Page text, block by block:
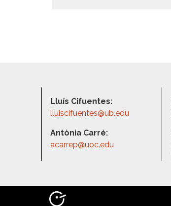
Lluís Cifuentes:
lluiscifuentes@ub.edu
Antònia Carré:
acarrep@uoc.edu